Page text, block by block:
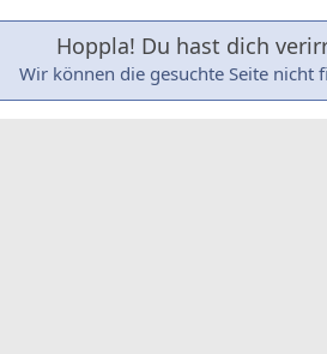
Hoppla! Du hast dich
Wir können die gesuchte Seite nicht